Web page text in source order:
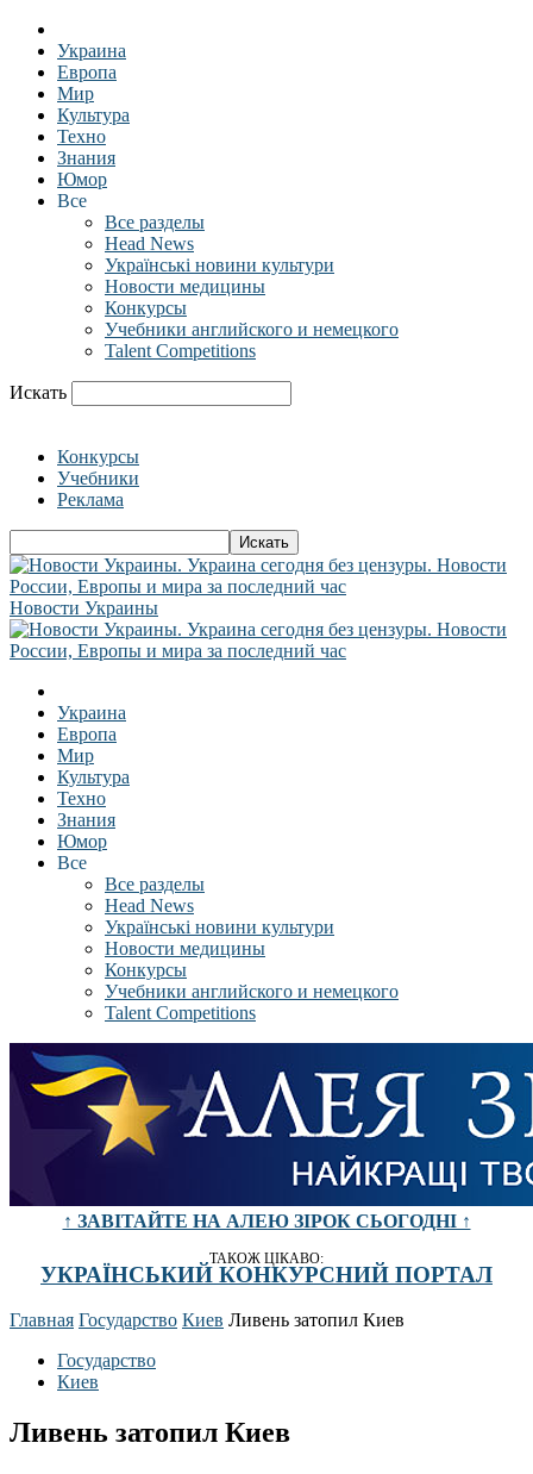
Украина
Европа
Мир
Культура
Техно
Знания
Юмор
Все
Все разделы
Head News
Українські новини культури
Новости медицины
Конкурсы
Учебники английского и немецкого
Talent Competitions
Искать
Конкурсы
Учебники
Реклама
Новости Украины
Украина
Европа
Мир
Культура
Техно
Знания
Юмор
Все
Все разделы
Head News
Українські новини культури
Новости медицины
Конкурсы
Учебники английского и немецкого
Talent Competitions
↑ ЗАВІТАЙТЕ НА АЛЕЮ ЗІРОК СЬОГОДНІ ↑
ТАКОЖ ЦІКАВО:
УКРАЇНСЬКИЙ КОНКУРСНИЙ ПОРТАЛ
Главная Государство Киев Ливень затопил Киев
Государство
Киев
Ливень затопил Киев